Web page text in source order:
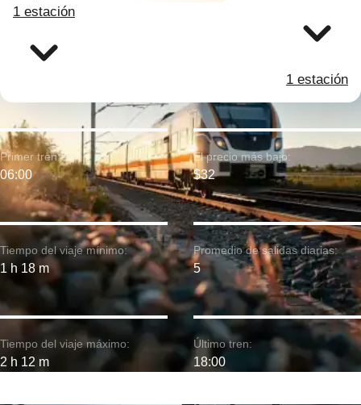
1 estación
1 estación
Tiempo del viaje mínimo:
1 h 18 m
Primer tren:
06:00
Tiempo del viaje máximo:
2 h 12 m
El precio más bajo:
$32
Promedio de salidas diarias:
5
Último tren:
18:00